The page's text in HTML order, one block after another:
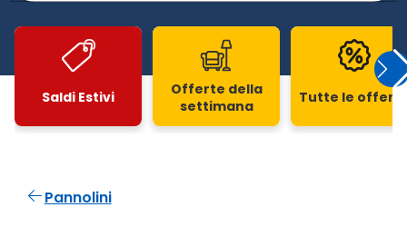
Saldi Estivi
Offerte della
settimana
Tutte le
Pannolini